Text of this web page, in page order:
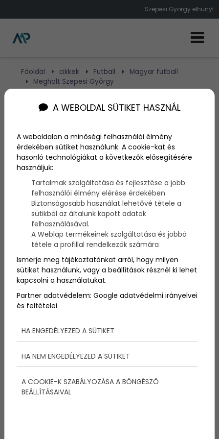
Szepesi György elhunyt
Főoldal cikkek Futball
Magyar futball
Meghalt Szepesi György
Meghalt Szepesi György
Szerző:admin
2025. május 19.
először dolgozni a Magyar Rádiónál. Tehetségének
köszönhetően hamar népszerűvé vált, és már az
1948-as olimpiáról is közvetíthetett. Innentől
rendeszeresen tudósított az ötkarikás játékokról.
Utolsó bejelentkezése olimpiáról 2012-ben Londonból
ismerik. Sokan az egykori Aranycsapat plusz
játékosának tartották. A legendás angolok ellen
A WEBOLDAL SÜTIKET HASZNÁL
A weboldalon a minőségi felhasználói élmény
érdekében sütiket használunk. A cookie-kat és
hasonló technológiákat a következők elősegítésére
használjuk:
Tartalmak szolgáltatása és fejlesztése a jobb
felhasználói élmény elérése érdekében
Biztonságosabb használat lehetővé tétele a
sütikből az általunk kapott adatok
felhasználásával.
A Weblap termékeinek szolgáltatása és jobbá
tétele a profillal rendelkezők számára
Ismerje meg tájékoztatónkat arról, hogy milyen
sütiket használunk, vagy a beállítások résznél ki lehet
kapcsolni a használatukat.
Partner adatvédelem: Google adatvédelmi irányelvei
és feltételei
HA ENGEDÉLYEZED A SÜTIKET
HA NEM ENGEDÉLYEZED A SÜTIKET
A COOKIE-K SZABÁLYOZÁSA A BÖNGÉSZŐ
BEÁLLÍTÁSAIVAL